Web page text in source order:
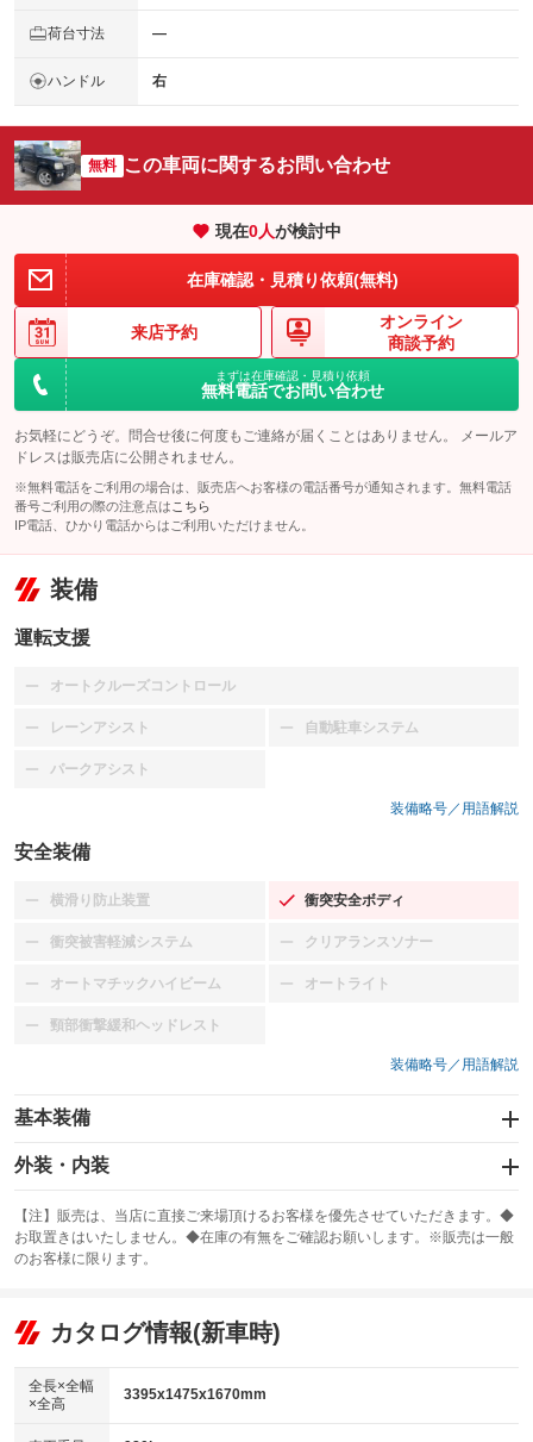
荷台寸法 ―
ハンドル 右
無料 この車両に関するお問い合わせ
現在0人が検討中
在庫確認・見積り依頼(無料)
来店予約
オンライン
商談予約
まずは在庫確認・見積り依頼
無料電話でお問い合わせ
お気軽にどうぞ。問合せ後に何度もご連絡が届くことはありません。 メールア
ドレスは販売店に公開されません。
※無料電話をご利用の場合は、販売店へお客様の電話番号が通知されます。無料電話
番号ご利用の際の注意点は こちら
IP電話、ひかり電話からはご利用いただけません。
装備
運転支援
オートクルーズコントロール
：装備なし
レーンアシスト
：装備なし 自動駐車システム
：装備なし
パークアシスト
：装備なし
装備略号／用語解説
安全装備
横滑り防止装置
：装備なし 衝突安全ボディ
：装備あり
衝突被害軽減システム
：装備なし クリアランスソナー
：装備なし
オートマチックハイビーム
：装備なし オートライト
：装備なし
頸部衝撃緩和ヘッドレスト
：装備なし
装備略号／用語解説
基本装備
エアバッグ：運転席/助手席
：装備あり
：装備なし
サンルーフ
：装備なし ABS
リフトアップ
：装備なし
：装備なし
パワーウィンドウ
外装・内装
カーナビ
：装備なし
TV
：装備なし
ビジュアル
：装備なし
：装備あり
革シート
【注】販売は、当店に直接ご来場頂けるお客様を優先させていただきます。◆
お取置きはいたしません。◆在庫の有無をご確認お願いします。※販売は一般
のお客様に限ります。
カタログ情報(新車時)
全長×全幅
×全高
3395x1475x1670mm